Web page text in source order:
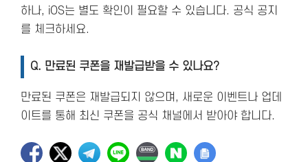
하나, iOS는 별도 확인이 필요할 수 있습니다. 공식 공지
를 체크하세요.
Q. 만료된 쿠폰을 재발급받을 수 있나요?
만료된 쿠폰은 재발급되지 않으며, 새로운 이벤트나 업데
이트를 통해 최신 쿠폰을 공식 채널에서 받아야 합니다.